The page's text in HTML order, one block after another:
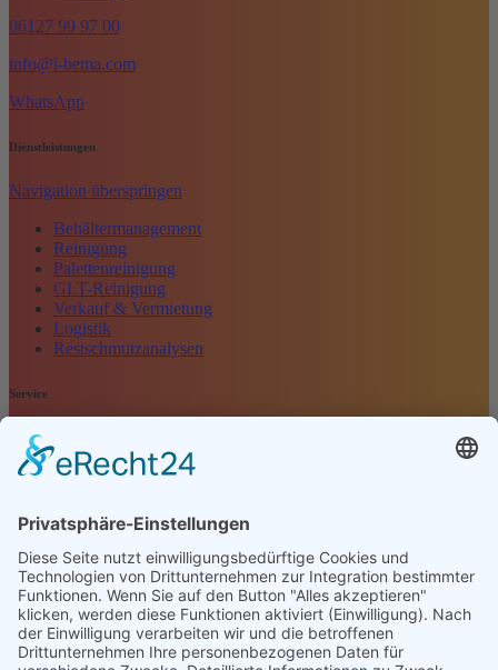
06127 99 97 00
info@i-bema.com
WhatsApp
Dienstleistungen
Navigation überspringen
Behältermanagement
Reinigung
Palettenreinigung
GLT-Reinigung
Verkauf & Vermietung
Logistik
Restschmutzanalysen
Service
Navigation überspringen
Kontakt
Anfrage
Impressum
Datenschutz
AGB
Öffnungszeiten
Montag - Freitag